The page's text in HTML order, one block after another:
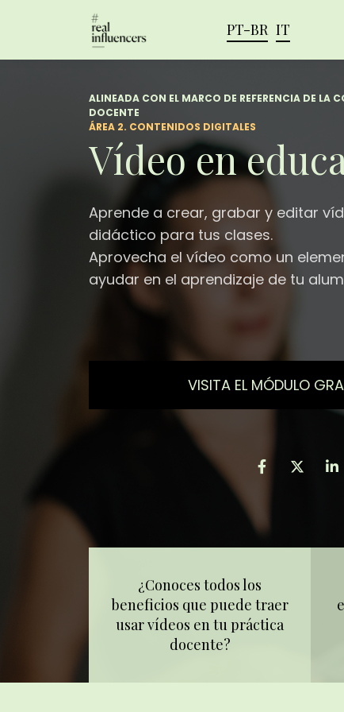
PT-BR IT
ALINEADA CON EL MARCO DE REFERENCIA DE LA
DOCENTE
ÁREA 2. CONTENIDOS DIGITALES
Vídeo en
Aprende a crear, grabar y editar
didáctico para tus clases.
Aprovecha el vídeo como un
ayudar en el aprendizaje de tu
VISITA EL MÓDULO
¿Conoces todos los
beneficios que puede traer
usar vídeos en tu práctica
docente?